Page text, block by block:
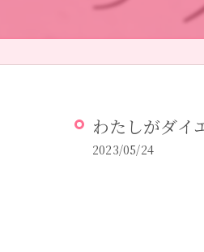
わたしがダイ
2023/05/24